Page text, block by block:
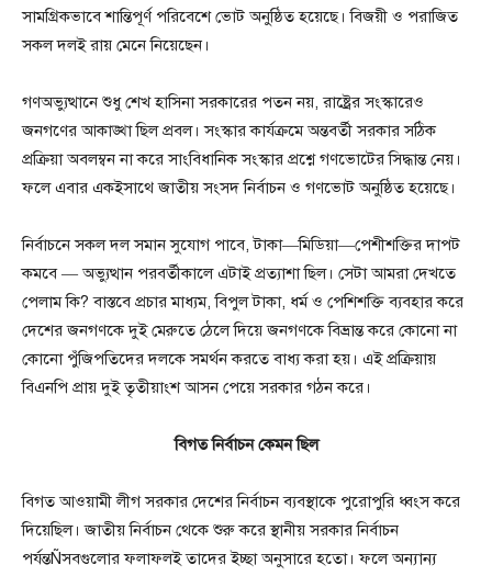
সামগ্রিকভাবে শান্তিপূর্ণ পরিবেশে ভোট অনুষ্ঠিত হয়েছে। বিজয়ী ও পরাজিত
সকল দলই রায় মেনে নিয়েছেন।
গণঅভ্যুত্থানে শুধু শেখ হাসিনা সরকারের পতন নয়, রাষ্ট্রের সংস্কারেও
জনগণের আকাঙ্খা ছিল প্রবল। সংস্কার কার্যক্রমে অন্তবর্তী সরকার সঠিক
প্রক্রিয়া অবলম্বন না করে সাংবিধানিক সংস্কার প্রশ্নে গণভোটের সিদ্ধান্ত নেয়।
ফলে এবার একইসাথে জাতীয় সংসদ নির্বাচন ও গণভোট অনুষ্ঠিত হয়েছে।
নির্বাচনে সকল দল সমান সুযোগ পাবে, টাকা—মিডিয়া—পেশীশক্তির দাপট
কমবে — অভ্যুত্থান পরবর্তীকালে এটাই প্রত্যাশা ছিল। সেটা আমরা দেখতে
পেলাম কি? বাস্তবে প্রচার মাধ্যম, বিপুল টাকা, ধর্ম ও পেশিশক্তি ব্যবহার করে
দেশের জনগণকে দুই মেরুতে ঠেলে দিয়ে জনগণকে বিভ্রান্ত করে কোনো না
কোনো পুঁজিপতিদের দলকে সমর্থন করতে বাধ্য করা হয়। এই প্রক্রিয়ায়
বিএনপি প্রায় দুই তৃতীয়াংশ আসন পেয়ে সরকার গঠন করে।
বিগত নির্বাচন কেমন ছিল
বিগত আওয়ামী লীগ সরকার দেশের নির্বাচন ব্যবস্থাকে পুরোপুরি ধ্বংস করে
দিয়েছিল। জাতীয় নির্বাচন থেকে শুরু করে স্থানীয় সরকার নির্বাচন
পর্যন্তÑসবগুলোর ফলাফলই তাদের ইচ্ছা অনুসারে হতো। ফলে অন্যান্য